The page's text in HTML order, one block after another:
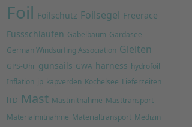
Foil Foilschutz Foilsegel Freerace
Fussschlaufen Gabelbaum Gardasee
German Windsurfing Association Gleiten
GPS-Uhr gunsails GWA harness hydrofoil
Inflation jp kapverden Kochelsee Lieferzeiten
lTD Mast Mastmitnahme Masttransport
Materialmitnahme Materialtransport Medizin